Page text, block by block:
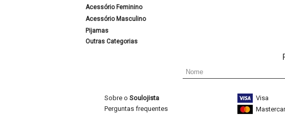
Acessório Feminino
Acessório Masculino
Pijamas
Outras Categorias
Sobre o Soulojista
Perguntas frequentes
Visa